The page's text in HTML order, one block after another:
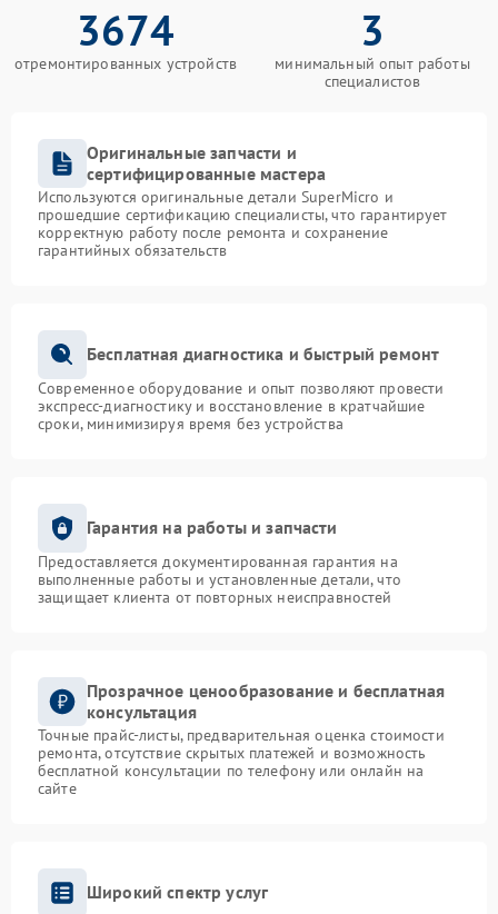
3674
отремонтированных устройств
3
минимальный опыт работы
специалистов
Оригинальные запчасти и
сертифицированные мастера
Используются оригинальные детали SuperMicro и
прошедшие сертификацию специалисты, что гарантирует
корректную работу после ремонта и сохранение
гарантийных обязательств
Бесплатная диагностика и быстрый ремонт
Современное оборудование и опыт позволяют провести
экспресс-диагностику и восстановление в кратчайшие
сроки, минимизируя время без устройства
Гарантия на работы и запчасти
Предоставляется документированная гарантия на
выполненные работы и установленные детали, что
защищает клиента от повторных неисправностей
Прозрачное ценообразование и бесплатная
консультация
Точные прайс-листы, предварительная оценка стоимости
ремонта, отсутствие скрытых платежей и возможность
бесплатной консультации по телефону или онлайн на
сайте
Широкий спектр услуг